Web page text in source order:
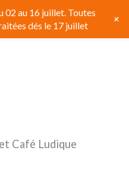
Café Ludique
02 au 16 juillet. Toutes
dés le 17 juillet
+